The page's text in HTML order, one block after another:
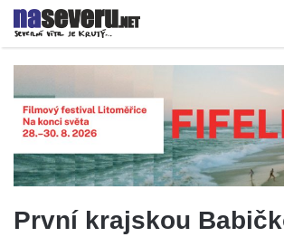
První krajskou